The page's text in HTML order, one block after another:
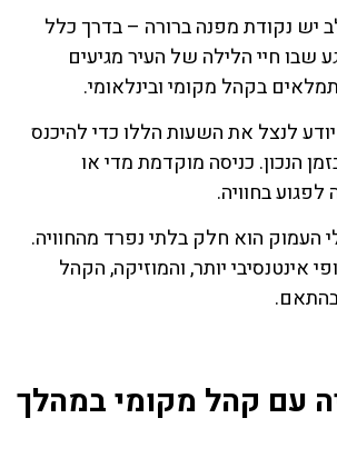
יש נקודת מפנה ברורה – בדרך כלל
שבו חיי הלילה של העיר מגיעים
בקהל מקומי ובינלאומי.
יודע לנצל את השעות הללו כדי להיכנס
הנכון. כניסה מוקדמת מדי או
בחוויה.
העמוק הוא חלק בלתי נפרד מהחוויה.
אינטנסיבי יותר, והמוזיקה, הקהל
עם קהל מקומי במהלך